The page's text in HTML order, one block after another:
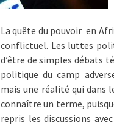
La quête du pouvoir en
conflictuel. Les luttes
d’être de simples débats
politique du camp
mais une réalité qui dans
connaître un terme,
repris les discussions